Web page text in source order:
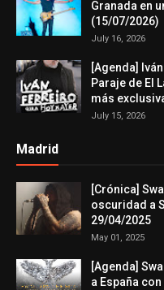
Granada en
(15/07/2026)
July 16, 2026
[Agenda]
Paraje de El
más
July 15, 2026
Madrid
[Crónica]
oscuridad a
29/04/2025
May 01, 2025
[Agenda]
a España